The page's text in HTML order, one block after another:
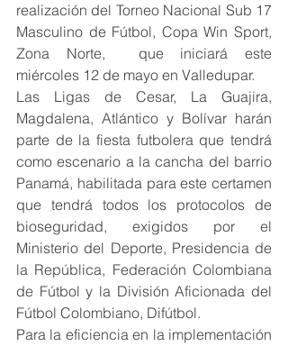
realización del Torneo Nacional Sub 17
Masculino de Fútbol, Copa Win Sport,
Zona Norte,  que iniciará este
miércoles 12 de mayo en Valledupar.
Las Ligas de Cesar, La Guajira,
Magdalena, Atlántico y Bolívar harán
parte de la fiesta futbolera que tendrá
como escenario a la cancha del barrio
Panamá, habilitada para este certamen
que tendrá todos los protocolos de
bioseguridad, exigidos por el
Ministerio del Deporte, Presidencia de
la República, Federación Colombiana
de Fútbol y la División Aficionada del
Fútbol Colombiano, Difútbol.
Para la eficiencia en la implementación